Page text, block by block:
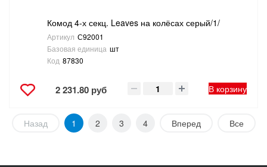
Комод 4-х секц. Leaves на колёсах серый/1/
Артикул С92001
Базовая единица шт
Код 87830
2 231.80 руб В корзину
Назад 1 2 3 4 Вперед Все